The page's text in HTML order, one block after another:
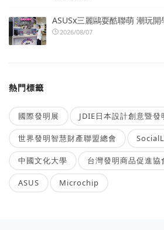
ASUSx三麗鷗耍酷聯萌 潮玩開
2026/08/07
熱門標籤
國際發明展 JDIE日本設計創意暨發
世界發明智慧財產聯盟總會
中國文化大學 台灣發明商品促進協
ASUS Microchip